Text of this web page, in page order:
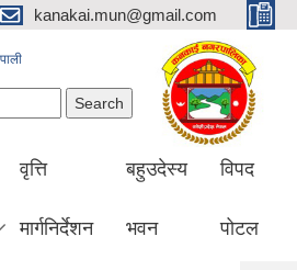
kanakai.mun@gmail.com
वृत्ति
मार्गनिर्देशन
बहुउदेस्य
भवन
विपद
पोटल